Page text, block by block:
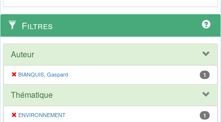
Filtres
Auteur
BIANQUIS, Gaspard 1
Thématique
ENVIRONNEMENT 1